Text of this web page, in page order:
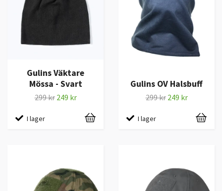
Gulins Väktare
Mössa - Svart
299 kr 249 kr
I lager
Gulins OV Halsbuff
299 kr 249 kr
I lager